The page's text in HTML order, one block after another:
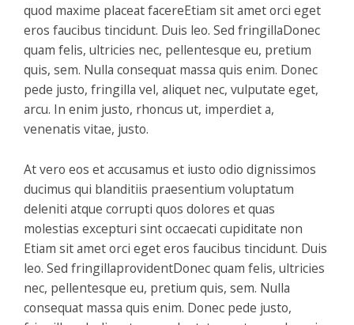
quod maxime placeat facereEtiam sit amet orci eget
eros faucibus tincidunt. Duis leo. Sed fringillaDonec
quam felis, ultricies nec, pellentesque eu, pretium
quis, sem. Nulla consequat massa quis enim. Donec
pede justo, fringilla vel, aliquet nec, vulputate eget,
arcu. In enim justo, rhoncus ut, imperdiet a,
venenatis vitae, justo.
At vero eos et accusamus et iusto odio dignissimos
ducimus qui blanditiis praesentium voluptatum
deleniti atque corrupti quos dolores et quas
molestias excepturi sint occaecati cupiditate non
Etiam sit amet orci eget eros faucibus tincidunt. Duis
leo. Sed fringillaprovidentDonec quam felis, ultricies
nec, pellentesque eu, pretium quis, sem. Nulla
consequat massa quis enim. Donec pede justo,